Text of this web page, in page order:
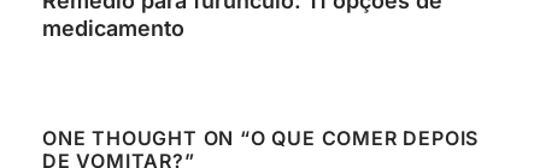
medicamento
ONE THOUGHT ON “O QUE COMER DEPOIS
DE VOMITAR?”